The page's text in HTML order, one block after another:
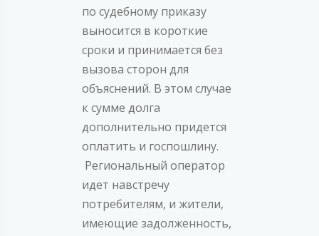
по судебному приказу
выносится в короткие
сроки и принимается без
вызова сторон для
объяснений. В этом случае
к сумме долга
дополнительно придется
оплатить и госпошлину.
Региональный оператор
идет навстречу
потребителям, и жители,
имеющие задолженность,